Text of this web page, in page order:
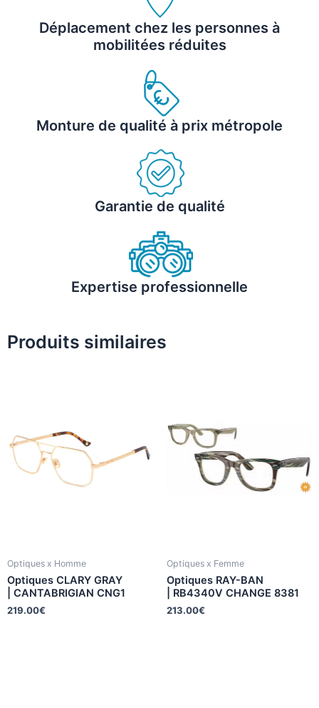
Déplacement chez les personnes à
mobilitées réduites
Monture de qualité à prix métropole
Garantie de qualité
Expertise professionnelle
Produits similaires
Optiques x Homme
Optiques CLARY GRAY
| CANTABRIGIAN CNG1
219.00€
Optiques x Femme
Optiques RAY-BAN
| RB4340V CHANGE 8381
213.00€